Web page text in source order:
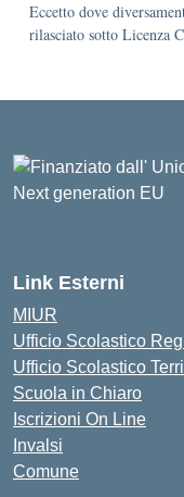
Eccetto dove
rilasciato sotto Licenza
Link Esterni
MIUR
Ufficio Scolastico
Ufficio Scolastico
Scuola in Chiaro
Iscrizioni On Line
Invalsi
Comune